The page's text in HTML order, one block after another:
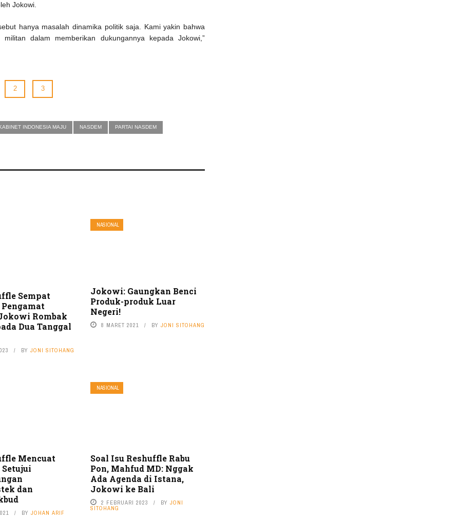
Jokowi.
hanya masalah dinamika politik saja. Kami yakin bahwa
dalam memberikan dukungannya kepada Jokowi,”
2 3
INDONESIA MAJU NASDEM PARTAI NASDEM
Sempat
Rombak
Dua Tanggal
BYJONI SITOHANG
NASIONAL
Jokowi: Gaungkan Benci
Produk-produk Luar
Negeri!
8 MARET 2021 BY JONI SITOHANG
Mencuat
Setujui
dan
BYJOHAN ARIF
NASIONAL
Soal Isu Reshuffle Rabu
Pon, Mahfud MD: Nggak
Ada Agenda di Istana,
Jokowi ke Bali
2 FEBRUARI 2023 BY JONI
SITOHANG